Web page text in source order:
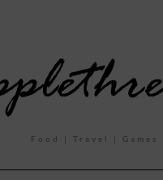
Food | Travel | Games